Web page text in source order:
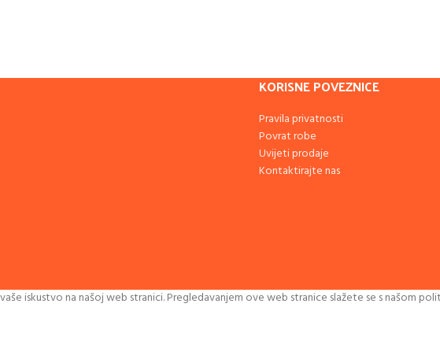
KORISNE POVEZNICE
Pravila privatnosti
Povrat robe
Uvijeti prodaje
Kontaktirajte nas
iskustvo na našoj web stranici. Pregledavanjem ove web stranice slažete se s našom